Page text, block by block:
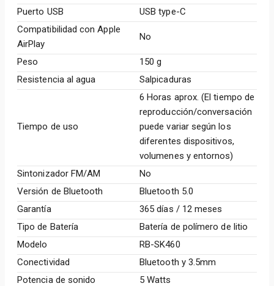
Puerto USB
USB type-C
Compatibilidad con Apple
AirPlay
No
Peso
150 g
Resistencia al agua
Salpicaduras
Tiempo de uso
6 Horas aprox. (El tiempo de
reproducción/conversación
puede variar según los
diferentes dispositivos,
volumenes y entornos)
Sintonizador FM/AM
No
Versión de Bluetooth
Bluetooth 5.0
Garantía
365 días / 12 meses
Tipo de Batería
Batería de polímero de litio
Modelo
RB-SK460
Conectividad
Bluetooth y 3.5mm
Potencia de sonido
5 Watts